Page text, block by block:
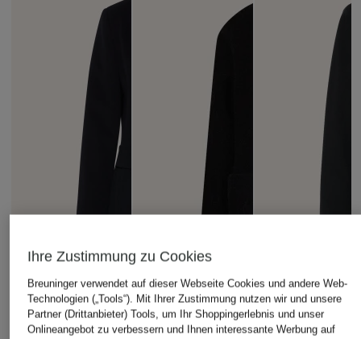
Ihre Zustimmung zu Cookies
Breuninger verwendet auf dieser Webseite Cookies und andere Web-
Technologien („Tools“). Mit Ihrer Zustimmung nutzen wir und unsere
Partner (Drittanbieter) Tools, um Ihr Shoppingerlebnis und unser
Onlineangebot zu verbessern und Ihnen interessante Werbung auf